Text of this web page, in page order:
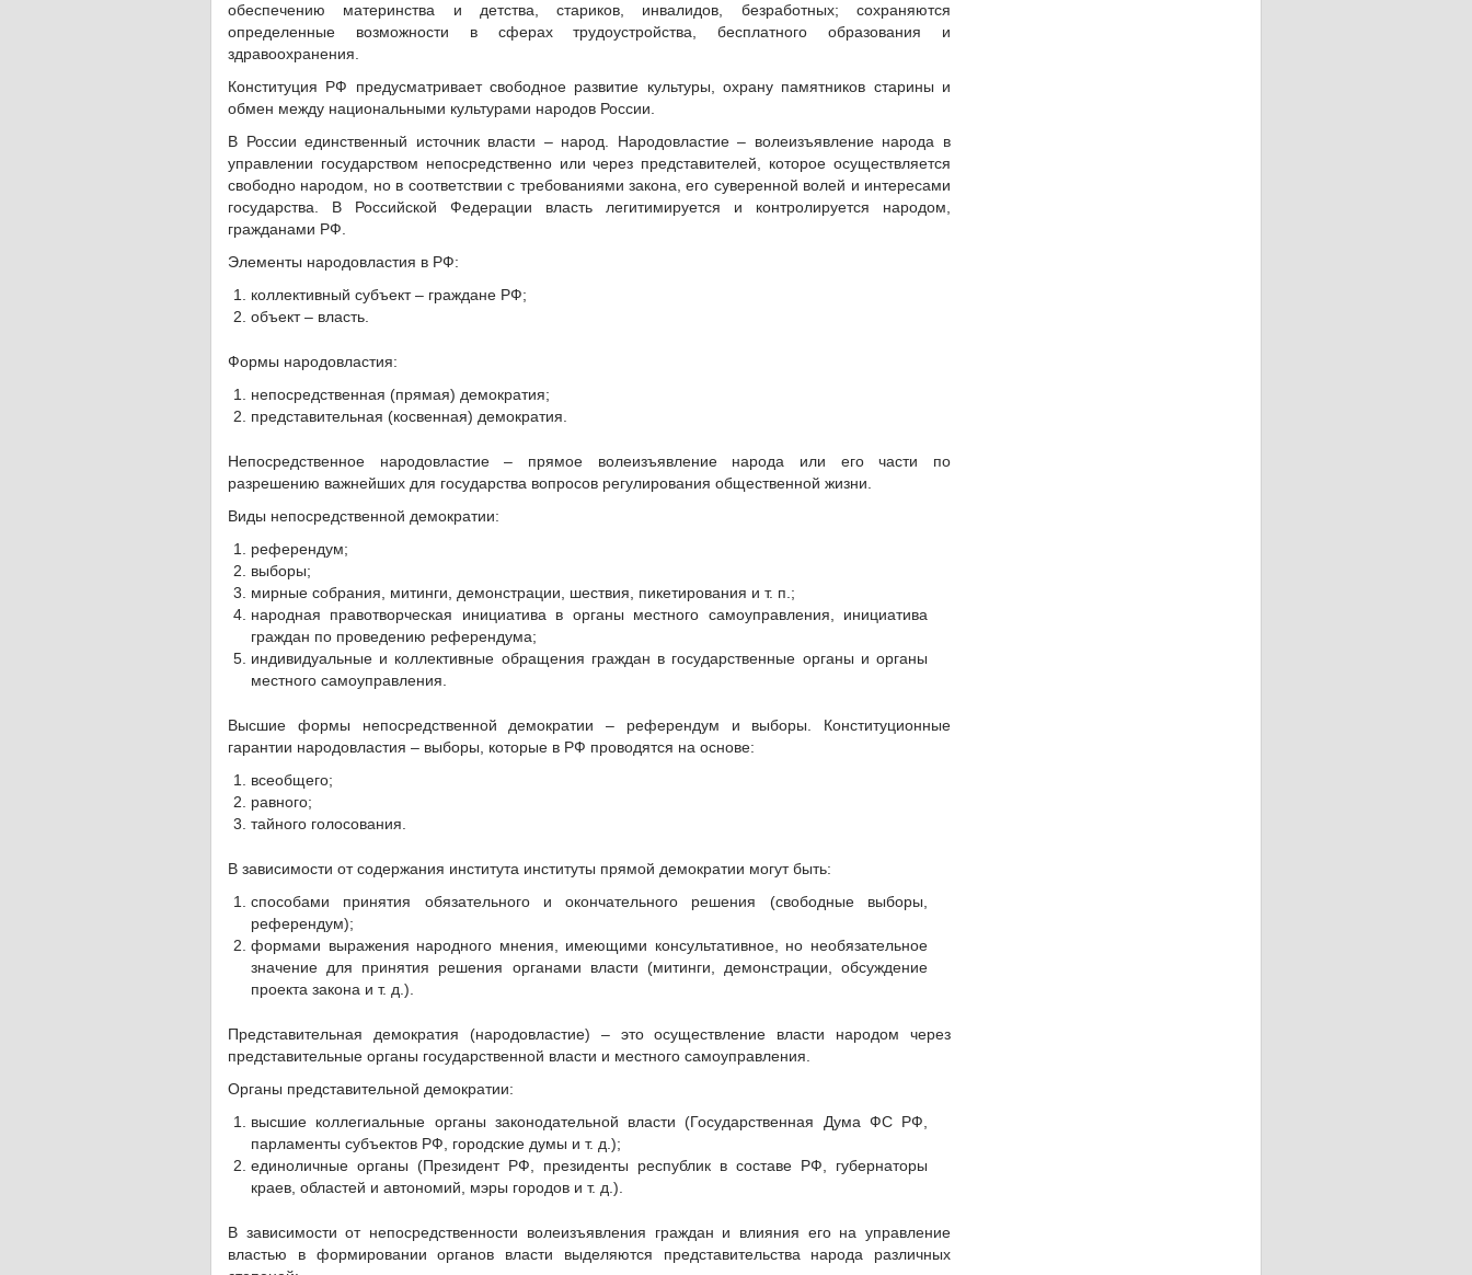
обеспечению материнства и детства, стариков, инвалидов, безработных; сохраняются
определенные возможности в сферах трудоустройства, бесплатного образования и
здравоохранения.
Конституция РФ предусматривает свободное развитие культуры, охрану памятников старины и
обмен между национальными культурами народов России.
В России единственный источник власти – народ. Народовластие – волеизъявление народа в
управлении государством непосредственно или через представителей, которое осуществляется
свободно народом, но в соответствии с требованиями закона, его суверенной волей и интересами
государства. В Российской Федерации власть легитимируется и контролируется народом,
гражданами РФ.
Элементы народовластия в РФ:
коллективный субъект – граждане РФ;
объект – власть.
Формы народовластия:
непосредственная (прямая) демократия;
представительная (косвенная) демократия.
Непосредственное народовластие – прямое волеизъявление народа или его части по
разрешению важнейших для государства вопросов регулирования общественной жизни.
Виды непосредственной демократии:
референдум;
выборы;
мирные собрания, митинги, демонстрации, шествия, пикетирования и т. п.;
народная правотворческая инициатива в органы местного самоуправления, инициатива
граждан по проведению референдума;
индивидуальные и коллективные обращения граждан в государственные органы и органы
местного самоуправления.
Высшие формы непосредственной демократии – референдум и выборы. Конституционные
гарантии народовластия – выборы, которые в РФ проводятся на основе:
всеобщего;
равного;
тайного голосования.
В зависимости от содержания института институты прямой демократии могут быть:
способами принятия обязательного и окончательного решения (свободные выборы,
референдум);
формами выражения народного мнения, имеющими консультативное, но необязательное
значение для принятия решения органами власти (митинги, демонстрации, обсуждение
проекта закона и т. д.).
Представительная демократия (народовластие) – это осуществление власти народом через
представительные органы государственной власти и местного самоуправления.
Органы представительной демократии:
высшие коллегиальные органы законодательной власти (Государственная Дума ФС РФ,
парламенты субъектов РФ, городские думы и т. д.);
единоличные органы (Президент РФ, президенты республик в составе РФ, губернаторы
краев, областей и автономий, мэры городов и т. д.).
В зависимости от непосредственности волеизъявления граждан и влияния его на управление
властью в формировании органов власти выделяются представительства народа различных